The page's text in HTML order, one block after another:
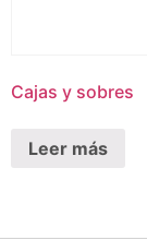
Cajas y sobres
Leer más